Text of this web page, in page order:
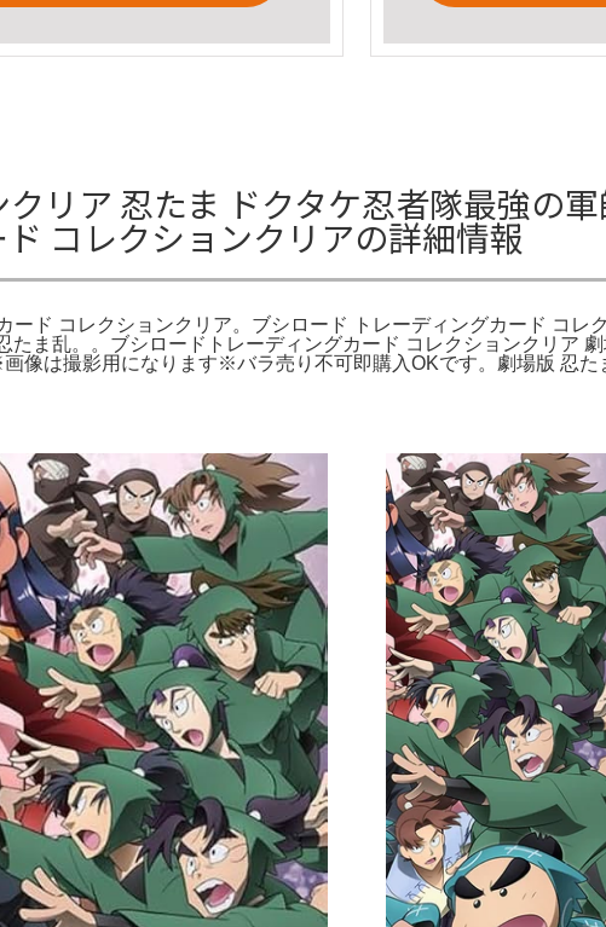
リア 忍たま ドクタケ忍者隊最強の
コレクションクリアの詳細情報
ード コレクションクリア。ブシロード トレーディングカード コレ
たま乱。。ブシロードトレーディングカード コレクションクリア
像は撮影用になります※バラ売り不可即購入OKです。劇場版 忍